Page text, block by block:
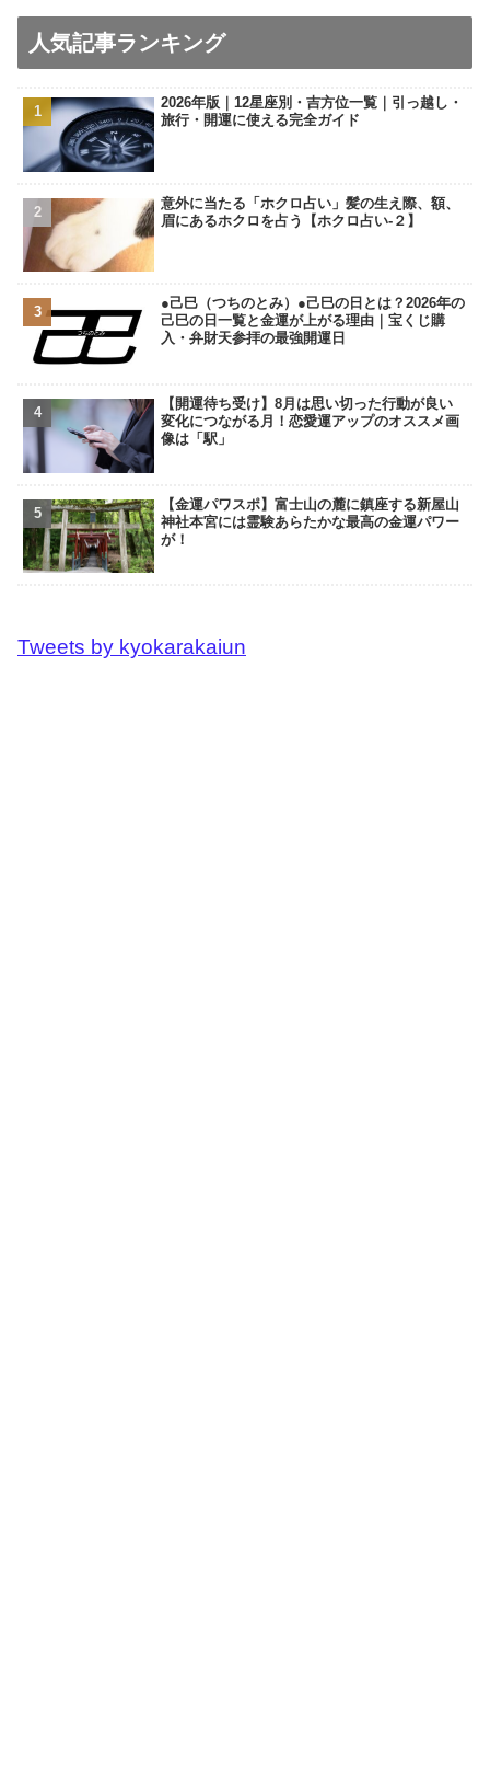
人気記事ランキング
2026年版｜12星座別・吉方位一覧｜引っ越し・
旅行・開運に使える完全ガイド
意外に当たる「ホクロ占い」髪の生え際、額、
眉にあるホクロを占う【ホクロ占い‐２】
●己巳（つちのとみ）●己巳の日とは？2026年の
己巳の日一覧と金運が上がる理由｜宝くじ購
入・弁財天参拝の最強開運日
【開運待ち受け】8月は思い切った行動が良い
変化につながる月！恋愛運アップのオススメ画
像は「駅」
【金運パワスポ】富士山の麓に鎮座する新屋山
神社本宮には霊験あらたかな最高の金運パワー
が！
Tweets by kyokarakaiun